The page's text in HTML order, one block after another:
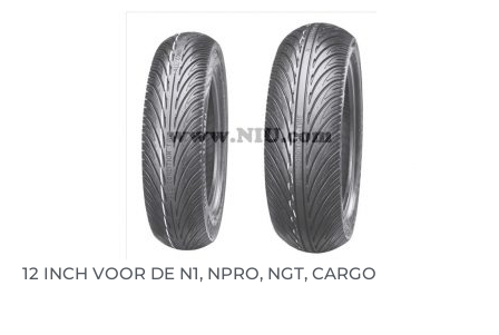
12 INCH VOOR DE N1, NPRO, NGT, CARGO